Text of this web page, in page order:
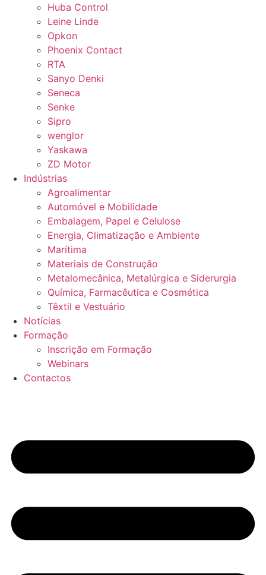
Huba Control
Leine Linde
Opkon
Phoenix Contact
RTA
Sanyo Denki
Seneca
Senke
Sipro
wenglor
Yaskawa
ZD Motor
Indústrias
Agroalimentar
Automóvel e Mobilidade
Embalagem, Papel e Celulose
Energia, Climatização e Ambiente
Marítima
Materiais de Construção
Metalomecânica, Metalúrgica e Siderurgia
Química, Farmacêutica e Cosmética
Têxtil e Vestuário
Notícias
Formação
Inscrição em Formação
Webinars
Contactos